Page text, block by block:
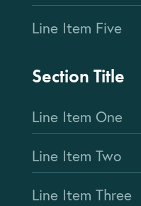
Line Item Five
Section Title
Line Item One
Line Item Two
Line Item Three